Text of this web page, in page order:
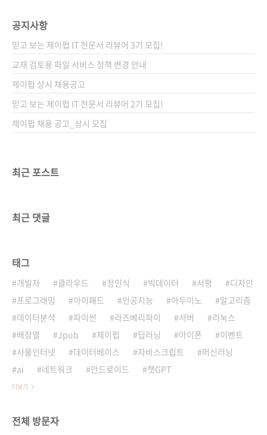
다. 이를 해결하기 위해 등장한 것이 바로 객체지
향 프로그래밍입니다. 객체지향 프로그래밍은
코드와 데이터를 효과적으로 결합해 재사용성이
높은 코드를 만듭니다. 따라서 코드에 대한 이해
와 유지보수도 보다 수월해집니다. 그래서 대..
공지사항
믿고 보는 제이펍 IT 전문서 리뷰어 3기 모집!
교재 검토용 파일 서비스 정책 변경 안내
제이펍 상시 채용공고
믿고 보는 제이펍 IT 전문서 리뷰어 2기 모집!
제이펍 채용 공고_상시 모집
최근 포스트
최근 댓글
태그
개발자 클라우드 정인식 빅데이터 서평
디자인
프로그래밍
아이패드 인공지능 아두이노
알고리즘
데이터분석
파이썬 라즈베리파이 서버
리눅스
배장열
Jpub 제이펍 딥러닝 아이폰
이벤트
사물인터넷
데이터베이스 자바스크립트
머신러닝
ai
네트워크 안드로이드 챗GPT
더보기
전체 방문자